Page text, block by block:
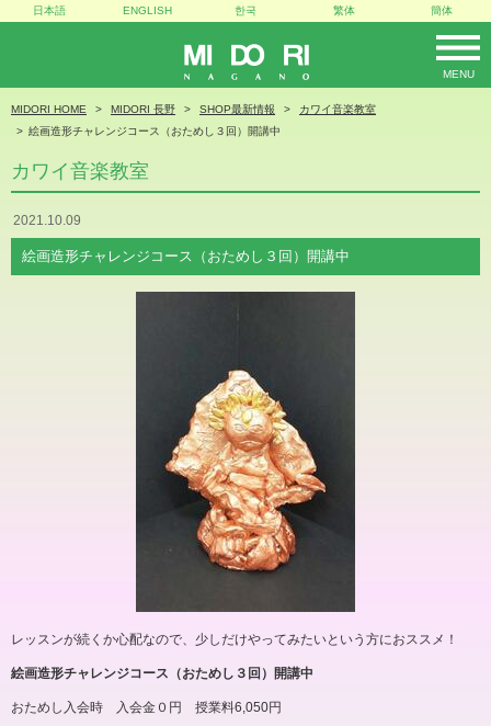
MIDORI
MENU
日本語 ENGLISH 한국 繁体 簡体
MIDORI HOME MIDORI 長野 SHOP最新情報
カワイ音楽教室
絵画造形チャレンジコース（おためし３回）開講中
カワイ音楽教室
2021.10.09
絵画造形チャレンジコース（おためし３回）開講中
レッスンが続くか心配なので、少しだけやってみたいという方におススメ！
絵画造形チャレンジコース（おためし３回）開講中
おためし入会時 入会金０円 授業料6,050円